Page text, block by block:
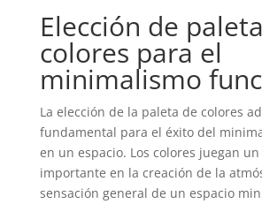
Elección de
colores para el
minimalismo
La elección de la paleta de colores
fundamental para el éxito del
en un espacio. Los colores juegan
importante en la creación de la
sensación general de un espacio